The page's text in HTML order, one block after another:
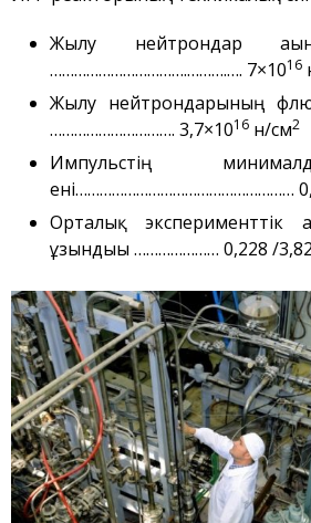
Атом
Жылу нейтрондар
…………………………….……….…. 7×1016
Жылу нейтрондарының
…………………………. 3,7×1016 н/см2
Импульстің
ені………………………………………………
Орталық эксперименттік
ұзындығы ………………… 0,228 /